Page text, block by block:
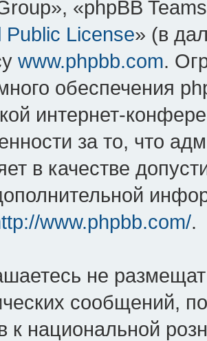
«phpBB
Public License» (в
www.phpbb.com.
обеспечения
интернет-
за то, что
в качестве
www.phpbb.com/.
не
сообщений,
к национальной